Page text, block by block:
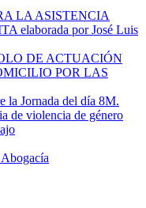
LA ASISTENCIA
elaborada por José Luis
DE ACTUACIÓN
POR LAS
la Jornada del día 8M.
de violencia de género